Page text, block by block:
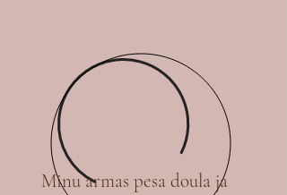
Minu armas pesa doula ja